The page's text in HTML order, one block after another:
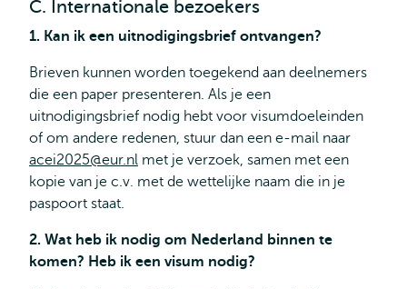
C. Internationale bezoekers
1. Kan ik een uitnodigingsbrief ontvangen?
Brieven kunnen worden toegekend aan deelnemers
die een paper presenteren. Als je een
uitnodigingsbrief nodig hebt voor visumdoeleinden
of om andere redenen, stuur dan een e-mail naar
acei2025@eur.nl met je verzoek, samen met een
kopie van je c.v. met de wettelijke naam die in je
paspoort staat.
2. Wat heb ik nodig om Nederland binnen te
komen? Heb ik een visum nodig?